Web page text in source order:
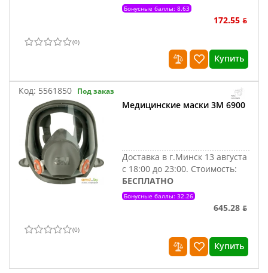
Бонусные баллы: 8.63
172.55 ƃ
(0)
Купить
Код: 5561850 Под заказ
Медицинские маски 3M 6900
Доставка в г.Минск 13 августа
с 18:00 до 23:00. Стоимость:
БЕСПЛАТНО
Бонусные баллы: 32.26
645.28 ƃ
(0)
Купить